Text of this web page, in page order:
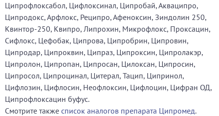
Ципрофлоксабол, Цифлоксинал, Ципробай, Акваципро,
Ципродокс, Арфлокс, Реципро, Афеноксин, Зиндолин 250,
Квинтор-250, Квипро, Липрохин, Микрофлокс, Проксацин,
Сифлокс, Цефобак, Ципрова, Ципробрин, Ципровин,
Ципродар, Ципроквин, Ципраз, Ципроксин, Ципролакэр,
Ципролон, Ципропан, Ципросан, Цилоксан, Ципросин,
Ципросол, Ципроцинал, Цитерал, Тацип, Ципринол,
Цифлозин, Цифлосин, Неофлоксин, Цифлоцин, Цифран ОД,
Ципрофлоксацин буфус.
Смотрите также список аналогов препарата Ципромед.